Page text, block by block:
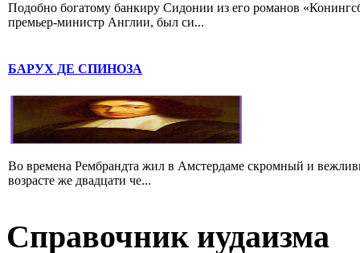
Подобно богатому банкиру Сидонии из его романов
премьер-министр Англии, был си...
БАРУХ ДЕ СПИНОЗА
Во времена Рембрандта жил в Амстердаме скромный и
возрасте же двадцати че...
Справочник иудаизма